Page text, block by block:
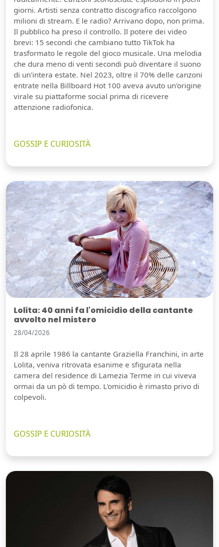
giorni. Artisti senza contratto discografico raccolgono
milioni di stream. E le radio? Arrivano dopo, non prima.
Il pubblico ha preso il controllo. Il potere dei video
brevi: 15 secondi che cambiano tutto TikTok ha
trasformato le regole del gioco musicale. Una melodia
che dura meno di venti secondi può diventare il suono
di un'intera estate. Nel 2023, oltre il 70% delle canzoni
entrate nella Billboard Hot 100 aveva avuto un'origine
virale su piattaforme social prima di ricevere
attenzione radiofonica.
GOSSIP E CURIOSITÀ
Lolita: 40 anni fa l'omicidio della cantante
avvolto nel mistero
28/04/2026
Il 28 aprile 1986 la cantante Graziella Franchini, in arte
Lolita, veniva ritrovata esanime e sfigurata nella
camera del residence di Lamezia Terme in cui viveva
ormai da un pò di tempo. L'omicidio è rimasto privo di
colpevoli.
GOSSIP E CURIOSITÀ